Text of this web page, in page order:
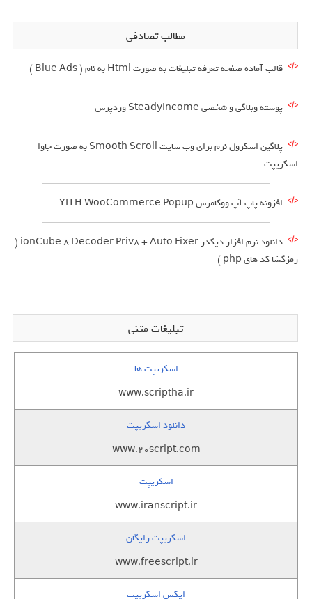
مطالب تصادفی
قالب آماده صفحه تعرفه تبلیغات به صورت Html به نام ( Blue Ads )
پوسته وبلاگی و شخصی SteadyIncome وردپرس
پلاگین اسکرول نرم برای وب سایت Smooth Scroll به صورت جاوا
اسکریپت
افزونه پاپ آپ ووکامرس YITH WooCommerce Popup
دانلود نرم افزار دیکدر ionCube 8 Decoder Priv8 + Auto Fixer (
رمزگشا کد های php )
تبلیغات متنی
اسکریپت ها
www.scriptha.ir
دانلود اسکریپت
www.20script.com
اسکریپت
www.iranscript.ir
اسکریپت رایگان
www.freescript.ir
ایکس اسکریپت